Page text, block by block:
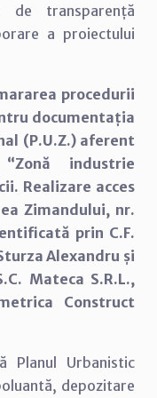
de transparență
a proiectului
procedurii
documentația
(P.U.Z.) aferent
industrie
Realizare acces
Zimandului, nr.
prin C.F.
Alexandru și
Mateca S.R.L.,
Construct
Planul Urbanistic
depozitare